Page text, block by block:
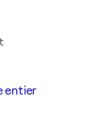
entier